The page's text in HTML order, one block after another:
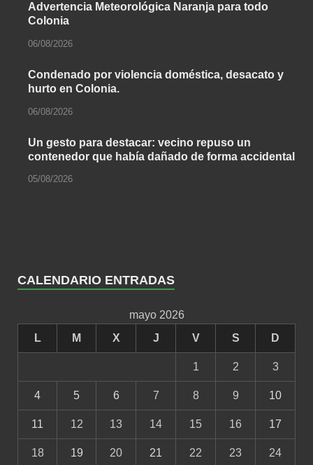
Advertencia Meteorológica Naranja para todo
Colonia
06/08/2026
Condenado por violencia doméstica, desacato y
hurto en Colonia.
06/08/2026
Un gesto para destacar: vecino repuso un
contenedor que había dañado de forma accidental
05/08/2026
CALENDARIO ENTRADAS
mayo 2026
L
M X J V S D
1 2 3
4 5 6 7 8 9 10
11 12 13 14 15 16 17
18 19 20 21 22 23 24